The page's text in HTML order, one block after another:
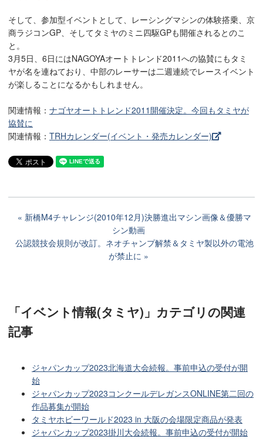
そして、参加型イベントとして、レーシングマシンの体験搭乗、京
商ラジコンGP、そしてタミヤのミニ四駆GPも開催されるとのこ
と。
3月5日、6日にはNAGOYAオートトレンド2011への協賛にもタミ
ヤが名を連ねており、中部のレーサーは二週連続でレースイベント
が楽しることになるかもしれません。
関連情報： ナゴヤオートトレンド2011開催決定。今回もタミヤが
協賛に
関連情報： TRHカレンダー(イベント・発売カレンダー)
新橋M4チャレンジ(2010年12月)決勝進出マシン画像＆優勝マ
シン動画
公認競技会規則が改訂。ネオチャンプ解禁＆タミヤ製以外の電池
が禁止に
「イベント情報(タミヤ)」カテゴリの関連
記事
ジャパンカップ2023北海道大会続報。事前申込の受付が開
始
ジャパンカップ2023コンクールデレガンスONLINE第二回の
作品募集が開始
タミヤホビーワールド2023 in 大阪の会場限定商品が発表
ジャパンカップ2023掛川大会続報。事前申込の受付が開始